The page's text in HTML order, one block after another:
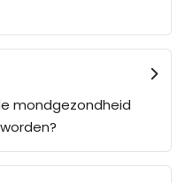
mondgezondheid